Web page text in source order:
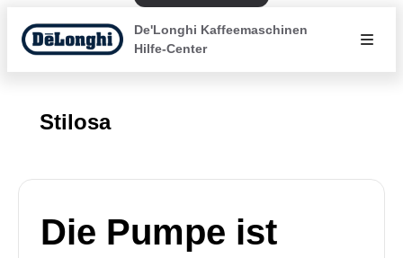
De'Longhi Kaffeemaschinen
Hilfe-Center
Stilosa
Die Pumpe ist